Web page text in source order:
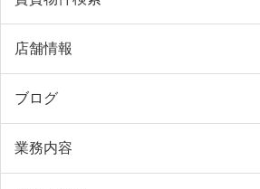
店舗情報
ブログ
業務内容